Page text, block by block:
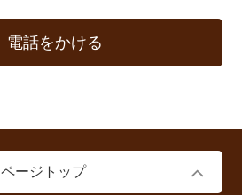
電話をかける
ページトップ